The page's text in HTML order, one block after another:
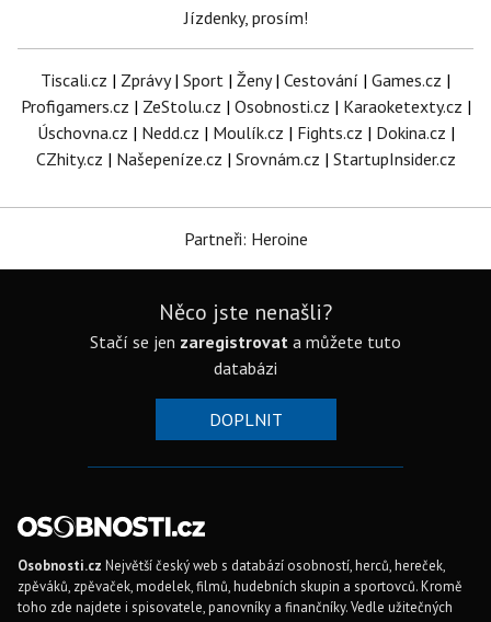
Jízdenky, prosím!
Tiscali.cz | Zprávy| Sport | Ženy| Cestování | Games.cz |
Profigamers.cz | ZeStolu.cz | Osobnosti.cz | Karaoketexty.cz |
Úschovna.cz | Nedd.cz | Moulík.cz | Fights.cz | Dokina.cz |
CZhity.cz | Našepeníze.cz | Srovnám.cz | StartupInsider.cz
Partneři: Heroine
Něco jste nenašli?
Stačí se jen zaregistrovat a můžete tuto
databázi
DOPLNIT
Osobnosti.cz Největší český web s databází osobností, herců, hereček,
zpěváků, zpěvaček, modelek, filmů, hudebních skupin a sportovců. Kromě
toho zde najdete i spisovatele, panovníky a finančníky. Vedle užitečných